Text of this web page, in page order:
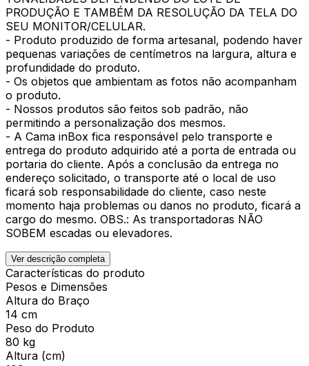
PRODUÇÃO E TAMBÉM DA RESOLUÇÃO DA TELA DO
SEU MONITOR/CELULAR.
- Produto produzido de forma artesanal, podendo haver
pequenas variações de centímetros na largura, altura e
profundidade do produto.
- Os objetos que ambientam as fotos não acompanham
o produto.
- Nossos produtos são feitos sob padrão, não
permitindo a personalização dos mesmos.
- A Cama inBox fica responsável pelo transporte e
entrega do produto adquirido até a porta de entrada ou
portaria do cliente. Após a conclusão da entrega no
endereço solicitado, o transporte até o local de uso
ficará sob responsabilidade do cliente, caso neste
momento haja problemas ou danos no produto, ficará a
cargo do mesmo. OBS.: As transportadoras NÃO
SOBEM escadas ou elevadores.
Ver descrição completa
Características do produto
Pesos e Dimensões
Altura do Braço
14 cm
Peso do Produto
80 kg
Altura (cm)